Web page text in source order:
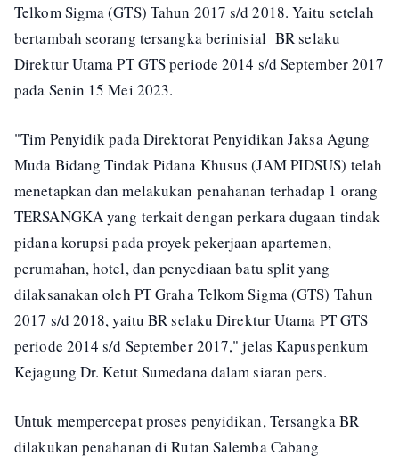
Telkom Sigma (GTS) Tahun 2017 s/d 2018. Yaitu setelah
bertambah seorang tersangka berinisial BR selaku
Direktur Utama PT GTS periode 2014 s/d September 2017
pada Senin 15 Mei 2023.
"Tim Penyidik pada Direktorat Penyidikan Jaksa Agung
Muda Bidang Tindak Pidana Khusus (JAM PIDSUS) telah
menetapkan dan melakukan penahanan terhadap 1 orang
TERSANGKA yang terkait dengan perkara dugaan tindak
pidana korupsi pada proyek pekerjaan apartemen,
perumahan, hotel, dan penyediaan batu split yang
dilaksanakan oleh PT Graha Telkom Sigma (GTS) Tahun
2017 s/d 2018, yaitu BR selaku Direktur Utama PT GTS
periode 2014 s/d September 2017," jelas Kapuspenkum
Kejagung Dr. Ketut Sumedana dalam siaran pers.
Untuk mempercepat proses penyidikan, Tersangka BR
dilakukan penahanan di Rutan Salemba Cabang